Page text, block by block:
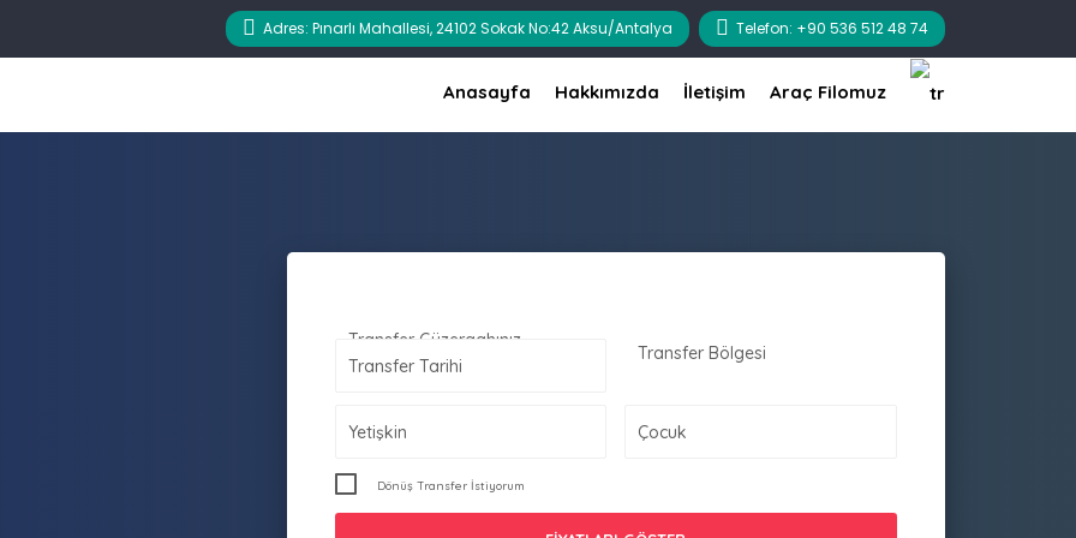
Adres: Pınarlı Mahallesi, 24102 Sokak No:42 Aksu/Antalya Telefon: +90 536 512 48 74
Anasayfa Hakkımızda İletişim Araç Filomuz
Transfer Güzergahınız
Transfer Bölgesi
Transfer Tarihi
Yetişkin Çocuk
Dönüş Transfer İstiyorum